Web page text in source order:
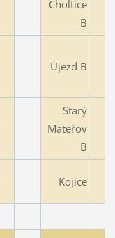
Choltice
B
Újezd B
Starý
Mateřov
B
Kojice